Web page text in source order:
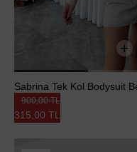
Sabrina Tek Kol Bodysuit
315,00 TL
900,00 TL